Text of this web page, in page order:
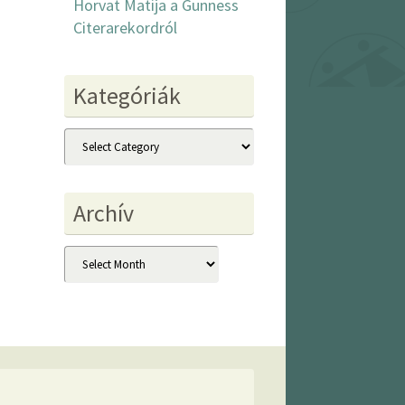
Horvat Matija a Gunness
Citerarekordról
Kategóriák
Kategóriák
Archív
Archív